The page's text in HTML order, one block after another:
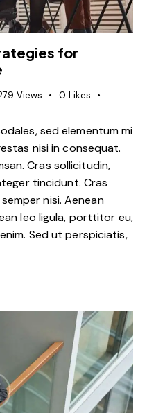
for
Views 0 Likes
sed elementum mi
nisi in consequat.
Cras sollicitudin,
tincidunt. Cras
nisi. Aenean
leo ligula, porttitor eu,
Sed ut perspiciatis,